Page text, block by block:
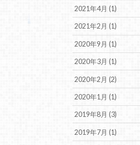
2021年4月 (1)
2021年2月 (1)
2020年9月 (1)
2020年3月 (1)
2020年2月 (2)
2020年1月 (1)
2019年8月 (3)
2019年7月 (1)